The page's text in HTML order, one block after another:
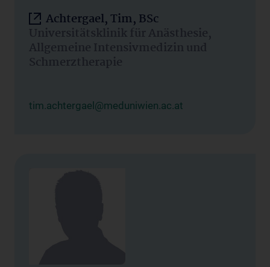
Achtergael, Tim, BSc
Universitätsklinik für Anästhesie,
Allgemeine Intensivmedizin und
Schmerztherapie
tim.achtergael@meduniwien.ac.at